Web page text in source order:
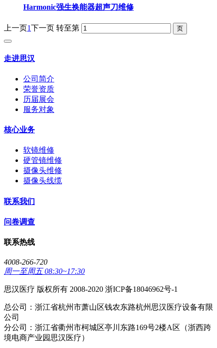
Harmonic强生换能器超声刀维修
上一页1下一页 转至第
走进思汉
公司简介
荣誉资质
历届展会
服务对象
核心业务
软镜维修
硬管镜维修
摄像头维修
摄像头线缆
联系我们
问卷调查
联系热线
4008-266-720
周一至周五 08:30~17:30
思汉医疗 版权所有 2008-2020 浙ICP备18046962号-1
总公司：浙江省杭州市萧山区钱农东路杭州思汉医疗设备有限
公司
分公司：浙江省衢州市柯城区亭川东路169号2楼A区（浙西跨
境电商产业园思汉医疗）